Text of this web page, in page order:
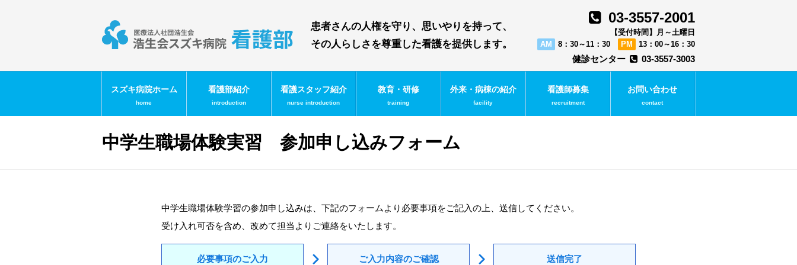
患者さんの人権を守り、思いやりを持って、
その人らしさを尊重した看護を提供します。
03-3557-2001
【受付時間】月～土曜日
AM
8：30～11：30 PM 13：00～16：30
健診センター 03-3557-3003
スズキ病院ホーム
home
看護部紹介
introduction
看護スタッフ紹介
nurse introduction
教育・研修
training
外来・病棟の紹介
facility
看護師募集
recruitment
お問い合わせ
contact
中学生職場体験実習 参加申し込みフォーム
中学生職場体験学習の参加申し込みは、下記のフォームより必要事項をご記入の上、送信してください。
受け入れ可否を含め、改めて担当よりご連絡をいたします。
必要事項のご入力 ご入力内容のご確認 送信完了